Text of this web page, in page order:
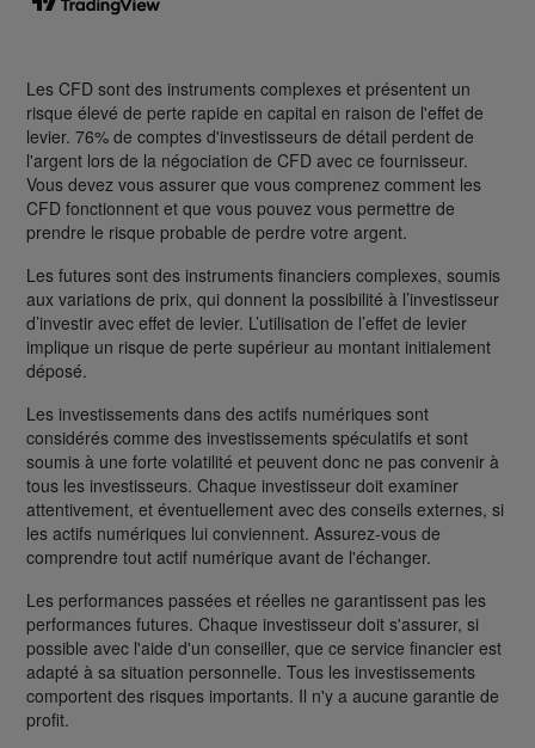
Les CFD sont des instruments complexes et présentent un
risque élevé de perte rapide en capital en raison de l'effet de
levier. 76% de comptes d'investisseurs de détail perdent de
l'argent lors de la négociation de CFD avec ce fournisseur.
Vous devez vous assurer que vous comprenez comment les
CFD fonctionnent et que vous pouvez vous permettre de
prendre le risque probable de perdre votre argent.
Les futures sont des instruments financiers complexes, soumis
aux variations de prix, qui donnent la possibilité à l’investisseur
d’investir avec effet de levier. L’utilisation de l’effet de levier
implique un risque de perte supérieur au montant initialement
déposé.
Les investissements dans des actifs numériques sont
considérés comme des investissements spéculatifs et sont
soumis à une forte volatilité et peuvent donc ne pas convenir à
tous les investisseurs. Chaque investisseur doit examiner
attentivement, et éventuellement avec des conseils externes, si
les actifs numériques lui conviennent. Assurez-vous de
comprendre tout actif numérique avant de l'échanger.
Les performances passées et réelles ne garantissent pas les
performances futures. Chaque investisseur doit s'assurer, si
possible avec l'aide d'un conseiller, que ce service financier est
adapté à sa situation personnelle. Tous les investissements
comportent des risques importants. Il n'y a aucune garantie de
profit.